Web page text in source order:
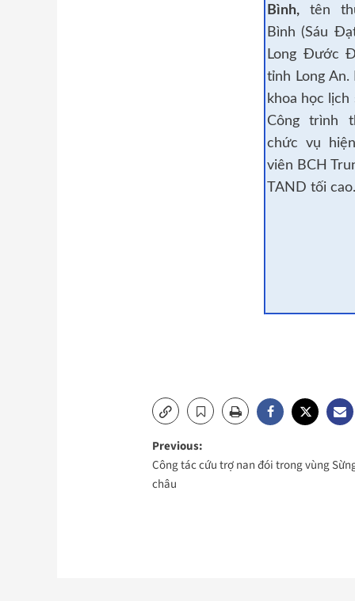
Bình,tên
Bình (Sáu
Long Đước
tỉnh Long An.
khoa học
Công trình
chức vụ
viên BCH
TAND tối cao.
Post
navigation
Previous:
Công tác cứu trợ nan đói trong vùng
châu